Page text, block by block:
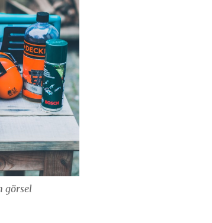
görsel